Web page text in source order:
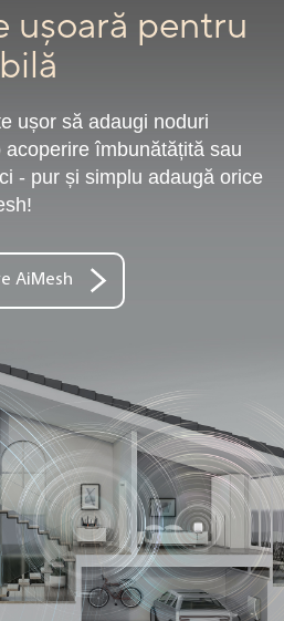
ușoară pentru
ușor să adaugi noduri
îmbunătățită sau
- pur și simplu adaugă orice
AiMesh